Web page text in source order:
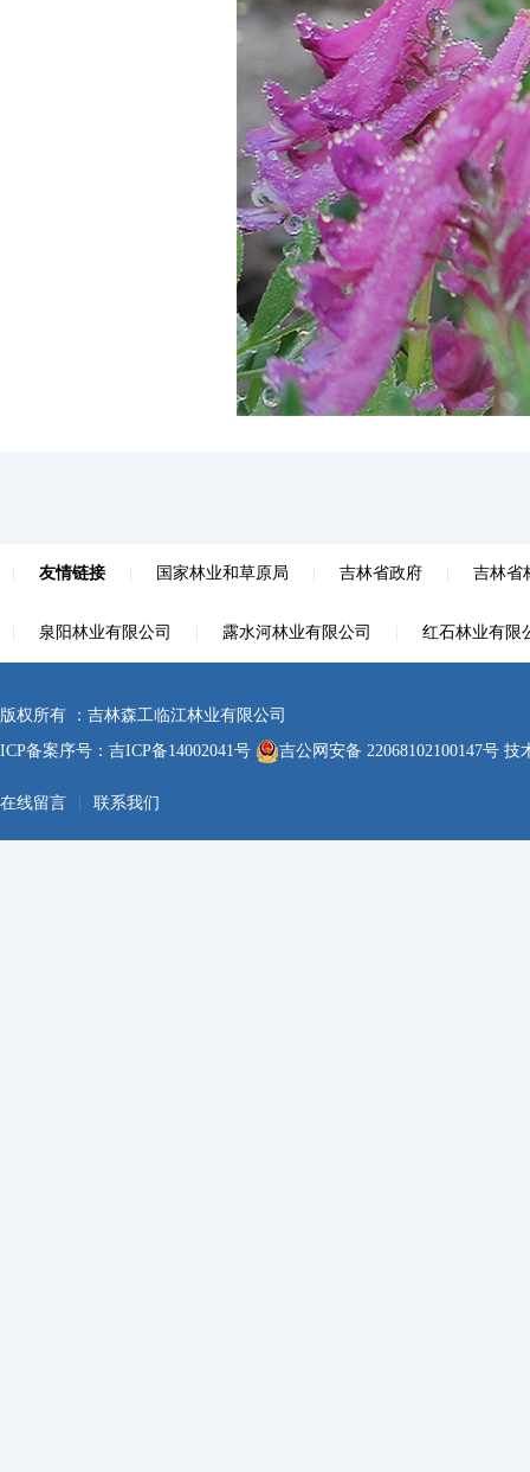
友情链接 国家林业和草原局 吉林省政府 吉林省
泉阳林业有限公司 露水河林业有限公司 红石林业有限
版权所有 ：吉林森工临江林业有限公司
ICP备案序号： 吉ICP备14002041号 吉公网安备 22068102100147号 技
在线留言 联系我们